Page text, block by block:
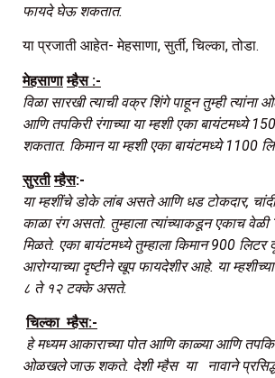
फायदे घेऊ शकतात.
या प्रजाती आहेत- मेहसाणा, सुर्ती, चिल्का, तोडा.
मेहसाणा म्हैस:-
विळा सारखी त्याची वक्र शिंगे पाहून तुम्ही त्यांना
आणि तपकिरी रंगाच्या या म्हशी एका बायंटमध्ये
शकतात. किमान या म्हशी एका बायंटमध्ये 1100
सुरती म्हैस:-
या म्हशींचे डोके लांब असते आणि धड टोकदार,
काळा रंग असतो. तुम्हाला त्यांच्याकडून एकाच वेळी
मिळते. एका बायंटमध्ये तुम्हाला किमान 900 लिटर
आरोग्याच्या दृष्टीने खूप फायदेशीर आहे. या म्हशीच्या
८ ते १२ टक्के असते.
चिल्का म्हैस:-
हे मध्यम आकाराच्या पोत आणि काळ्या आणि
ओळखले जाऊ शकते. देशी म्हैस या नावाने